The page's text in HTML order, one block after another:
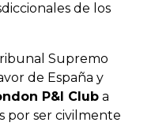
de los
Supremo
de España y
P&I Club a
por ser civilmente